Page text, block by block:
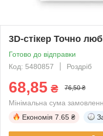
3D-стікер Точно
Готово до відправки
Код: 5480857
Роздріб
68,85 ₴ 76,50 ₴
Мінімальна сума
Економія 7.65 ₴